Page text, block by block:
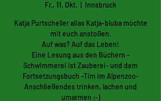
Fr., 11. Okt. Innsbruck
Katja Purtscheller alias Katja-bluba möchte
mit euch anstoßen.
Auf was? Auf das Leben!
Eine Lesung aus den Büchern -
Schwimmerei ist Zauberei- und dem
Fortsetzungsbuch -Tim im Alpenzoo-
Anschließendes trinken, lachen und
umarmen ;-)